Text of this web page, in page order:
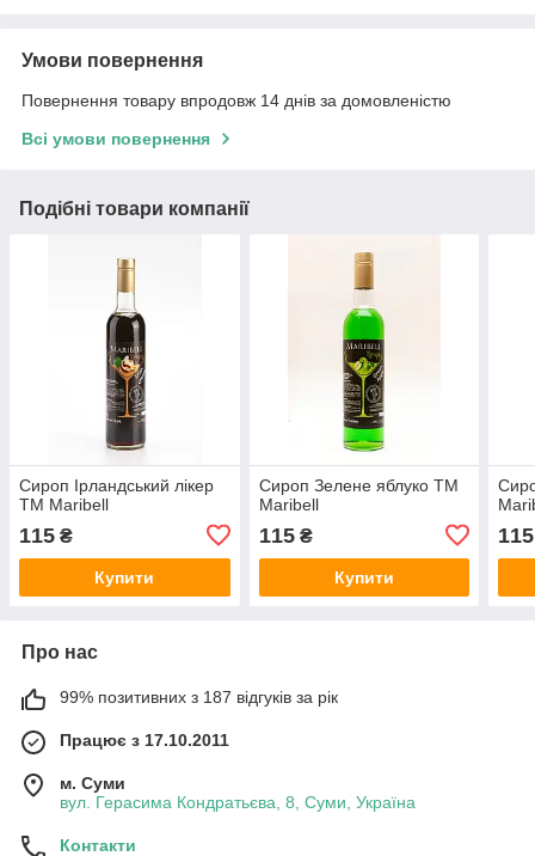
Умови повернення
Повернення товару впродовж 14 днів за домовленістю
Всі умови повернення
Подібні товари компанії
Сироп Ірландський лікер
ТМ Maribell
115 ₴
Купити
Сироп Зелене яблуко ТМ
Maribell
115₴
Купити
115
Про нас
99% позитивних з 187 відгуків за рік
Працює з 17.10.2011
м. Суми
вул. Герасима Кондратьєва, 8, Суми, Україна
Контакти